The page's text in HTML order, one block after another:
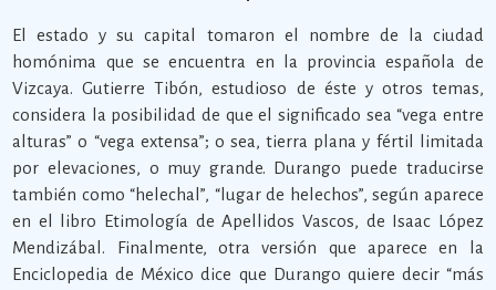
El estado y su capital tomaron el nombre de la ciudad
homónima que se encuentra en la provincia española de
Vizcaya. Gutierre Tibón, estudioso de éste y otros temas,
considera la posibilidad de que el significado sea “vega entre
alturas” o “vega extensa”; o sea, tierra plana y fértil limitada
por elevaciones, o muy grande. Durango puede traducirse
también como “helechal”, “lugar de helechos”, según aparece
en el libro Etimología de Apellidos Vascos, de Isaac López
Mendizábal. Finalmente, otra versión que aparece en la
Enciclopedia de México dice que Durango quiere decir “más